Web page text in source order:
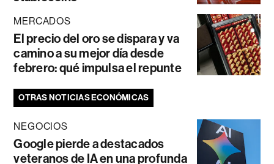
MERCADOS
El precio del oro se dispara y va
camino a su mejor día desde
febrero: qué impulsa el repunte
OTRAS NOTICIAS ECONÓMICAS
NEGOCIOS
Google pierde a destacados
veteranos de IA en una profunda